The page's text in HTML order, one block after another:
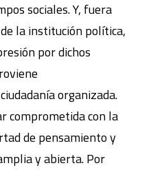
sociales. Y, fuera
la institución política,
por dichos
organizada.
comprometida con la
de pensamiento y
y abierta. Por